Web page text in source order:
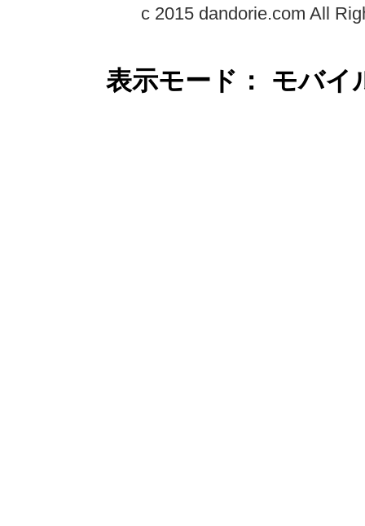
c 2015 dandorie.com All
表示モード： モバ